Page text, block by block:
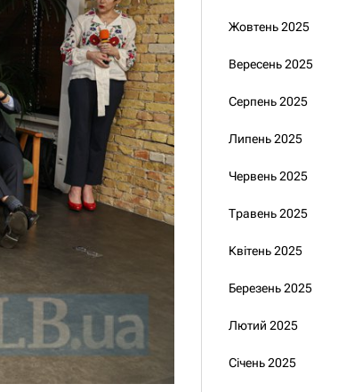
Жовтень 2025
Вересень 2025
Серпень 2025
Липень 2025
Червень 2025
Травень 2025
Квітень 2025
Березень 2025
Лютий 2025
Січень 2025